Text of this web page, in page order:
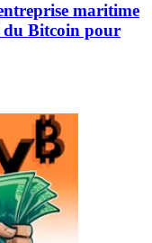
maritime
du Bitcoin pour